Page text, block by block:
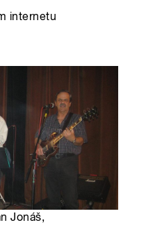
internetu
Jonáš,